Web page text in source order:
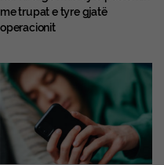
me trupat e tyre gjatë
operacionit